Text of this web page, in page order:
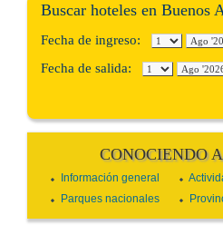
Buscar hoteles en Buenos
Fecha de ingreso:
Fecha de salida:
CONOCIENDO
Información general
Parques nacionales